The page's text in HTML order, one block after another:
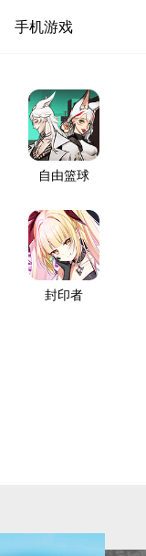
手机游戏
自由篮球
封印者